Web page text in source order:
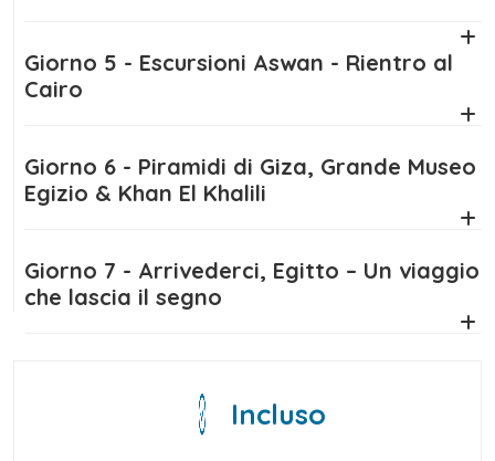
Giorno 5 - Escursioni Aswan - Rientro al
Cairo
Giorno 6 - Piramidi di Giza, Grande Museo
Egizio & Khan El Khalili
Giorno 7 - Arrivederci, Egitto – Un viaggio
che lascia il segno
Incluso